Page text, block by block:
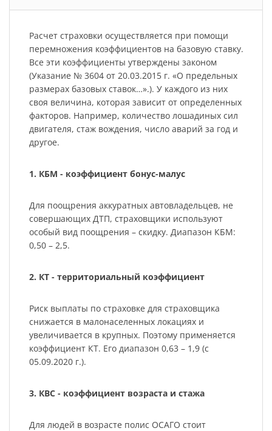
Расчет страховки осуществляется при помощи
перемножения коэффициентов на базовую ставку.
Все эти коэффициенты утверждены законом
(Указание № 3604 от 20.03.2015 г. «О предельных
размерах базовых ставок…».). У каждого из них
своя величина, которая зависит от определенных
факторов. Например, количество лошадиных сил
двигателя, стаж вождения, число аварий за год и
другое.
1. КБМ - коэффициент бонус-малус
Для поощрения аккуратных автовладельцев, не
совершающих ДТП, страховщики используют
особый вид поощрения – скидку. Диапазон КБМ:
0,50 – 2,5.
2. КТ - территориальный коэффициент
Риск выплаты по страховке для страховщика
снижается в малонаселенных локациях и
увеличивается в крупных. Поэтому применяется
коэффициент КТ. Его диапазон 0,63 – 1,9 (с
05.09.2020 г.).
3. КВС - коэффициент возраста и стажа
Для людей в возрасте полис ОСАГО стоит